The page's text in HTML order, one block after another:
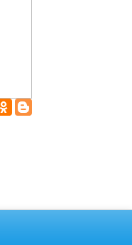
Отправьте запрос.